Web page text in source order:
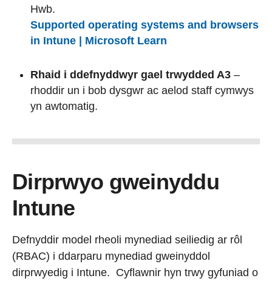
Hwb.
Supported operating systems and browsers
in Intune | Microsoft Learn
Rhaid i ddefnyddwyr gael trwydded A3 –
rhoddir un i bob dysgwr ac aelod staff cymwys
yn awtomatig.
Dirprwyo gweinyddu
Intune
Defnyddir model rheoli mynediad seiliedig ar rôl
(RBAC) i ddarparu mynediad gweinyddol
dirprwyedig i Intune. Cyflawnir hyn trwy gyfuniad o